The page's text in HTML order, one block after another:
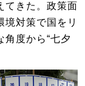
てきた。政策面
境対策で国をリ
度から“七夕